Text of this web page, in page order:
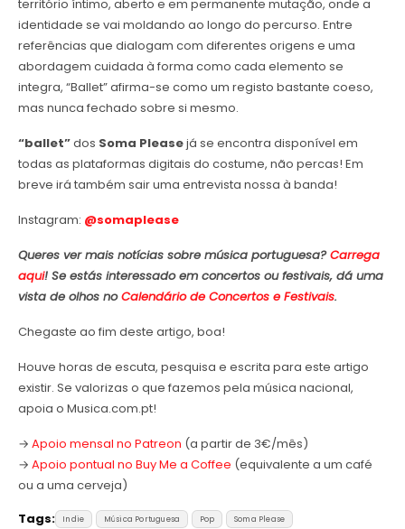
território íntimo, aberto e em permanente mutação, onde a
identidade se vai moldando ao longo do percurso. Entre
referências que dialogam com diferentes origens e uma
abordagem cuidada à forma como cada elemento se
integra, “Ballet” afirma-se como um registo bastante coeso,
mas nunca fechado sobre si mesmo.
“ballet”dos Soma Pleasejá se encontra disponível em
todas as plataformas digitais do costume, não percas! Em
breve irá também sair uma entrevista nossa à banda!
Instagram: @somaplease
Queres ver mais notícias sobre música portuguesa?Carrega
aqui! Se estás interessado em concertos ou festivais, dá uma
vista de olhos noCalendário de Concertos e Festivais.
Chegaste ao fim deste artigo, boa!
Houve horas de escuta, pesquisa e escrita para este artigo
existir. Se valorizas o que fazemos pela música nacional,
apoia o Musica.com.pt!
→ Apoio mensal no Patreon (a partir de 3€/mês)
→ Apoio pontual no Buy Me a Coffee (equivalente a um café
ou a uma cerveja)
Tags:
Indie Música Portuguesa Pop Soma Please